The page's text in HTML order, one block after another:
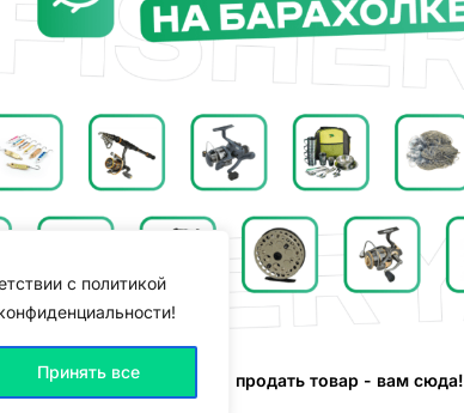
с политикой
Принять все
Если вам нужно купить или продать товар - вам сюда!